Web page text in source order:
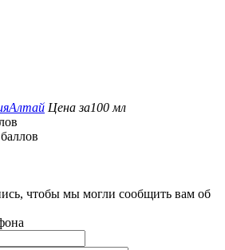
Алтай Цена за100 мл
чтобы мы могли сообщить вам об